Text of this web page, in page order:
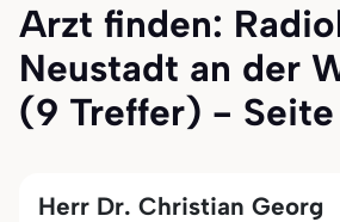
Arzt finden:
Neustadt an der
(9 Treffer) - Seite
Herr Dr. Christian Georg